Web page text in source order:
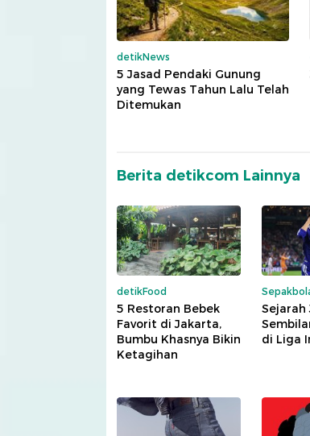
detikNews
5 Jasad Pendaki Gunung
yang Tewas Tahun Lalu Telah
Ditemukan
Berita detikcom Lainnya
detikFood
5 Restoran Bebek
Favorit di Jakarta,
Bumbu Khasnya Bikin
Ketagihan
Sejarah
di Liga